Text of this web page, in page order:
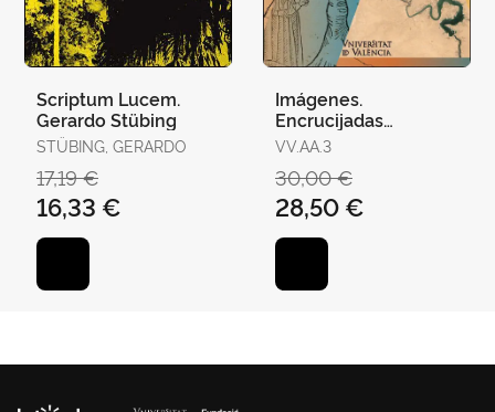
Scriptum Lucem.
Gerardo Stübing
STÜBING, GERARDO
17,19 €
16,33 €
Imágenes.
Encrucijadas
Interdisciplinares
VV.AA.3
30,00 €
28,50 €